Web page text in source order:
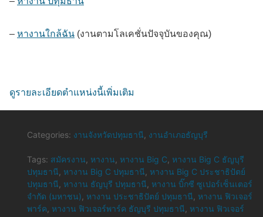
– หางานใกล้ฉัน (งานตามโลเคชั่นปัจจุบันของคุณ)
ดูรายละเอียดตำแหน่งนี้เพิ่มเติม
Categories: งานจังหวัดปทุมธานี งานอำเภอธัญบุรี
Tags: สมัครงาน หางาน หางาน Big C หางาน Big C ธัญบุรี
ปทุมธานี หางาน Big C ปทุมธานี หางาน Big C ประชาธิปัตย์
ปทุมธานี หางาน ธัญบุรี ปทุมธานี หางาน บิ๊กซี ซูเปอร์เซ็นเตอร์
จำกัด (มหาชน) หางาน ประชาธิปัตย์ ปทุมธานี หางาน ฟิวเจอร์
พาร์ค หางาน ฟิวเจอร์พาร์ค ธัญบุรี ปทุมธานี หางาน ฟิวเจอร์